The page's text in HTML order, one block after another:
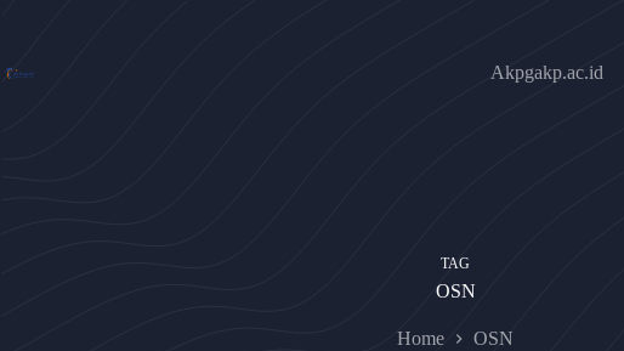
Akpgakp.ac.id
TAG
OSN
Home OSN